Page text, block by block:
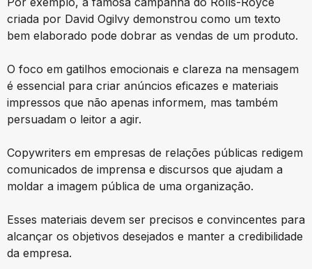
criada por David Ogilvy demonstrou como um texto
bem elaborado pode dobrar as vendas de um produto.
O foco em gatilhos emocionais e clareza na mensagem
é essencial para criar anúncios eficazes e materiais
impressos que não apenas informem, mas também
persuadam o leitor a agir.
Copywriters em empresas de relações públicas redigem
comunicados de imprensa e discursos que ajudam a
moldar a imagem pública de uma organização.
Esses materiais devem ser precisos e convincentes para
alcançar os objetivos desejados e manter a credibilidade
da empresa.